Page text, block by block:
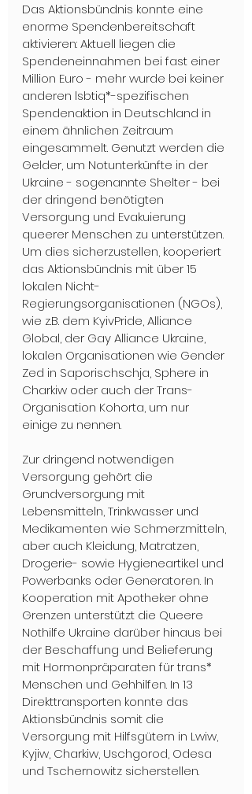
Das Aktionsbündnis konnte eine
enorme Spendenbereitschaft
aktivieren: Aktuell liegen die
Spendeneinnahmen bei fast einer
Million Euro - mehr wurde bei keiner
anderen lsbtiq*-spezifischen
Spendenaktion in Deutschland in
einem ähnlichen Zeitraum
eingesammelt. Genutzt werden die
Gelder, um Notunterkünfte in der
Ukraine - sogenannte Shelter - bei
der dringend benötigten
Versorgung und Evakuierung
queerer Menschen zu unterstützen.
Um dies sicherzustellen, kooperiert
das Aktionsbündnis mit über 15
lokalen Nicht-
Regierungsorganisationen (NGOs),
wie z.B. dem KyivPride, Alliance
Global, der Gay Alliance Ukraine,
lokalen Organisationen wie Gender
Zed in Saporischschja, Sphere in
Charkiw oder auch der Trans-
Organisation Kohorta, um nur
einige zu nennen.
Zur dringend notwendigen
Versorgung gehört die
Grundversorgung mit
Lebensmitteln, Trinkwasser und
Medikamenten wie Schmerzmitteln,
aber auch Kleidung, Matratzen,
Drogerie- sowie Hygieneartikel und
Powerbanks oder Generatoren. In
Kooperation mit Apotheker ohne
Grenzen unterstützt die Queere
Nothilfe Ukraine darüber hinaus bei
der Beschaffung und Belieferung
mit Hormonpräparaten für trans*
Menschen und Gehhilfen. In 13
Direkttransporten konnte das
Aktionsbündnis somit die
Versorgung mit Hilfsgütern in Lwiw,
Kyjiw, Charkiw, Uschgorod, Odesa
und Tschernowitz sicherstellen.